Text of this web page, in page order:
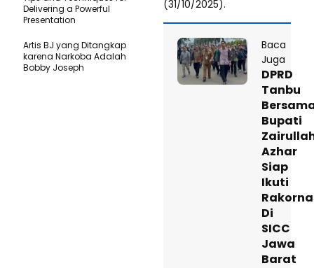
(31/10/2025).
Baca
Juga
DPRD
Tanbu
Bupati
Azhar
Siap
Ikuti
Di
SICC
Jawa
Barat
Delivering a Powerful
Presentation
Artis BJ yang Ditangkap
karena Narkoba Adalah
Bobby Joseph